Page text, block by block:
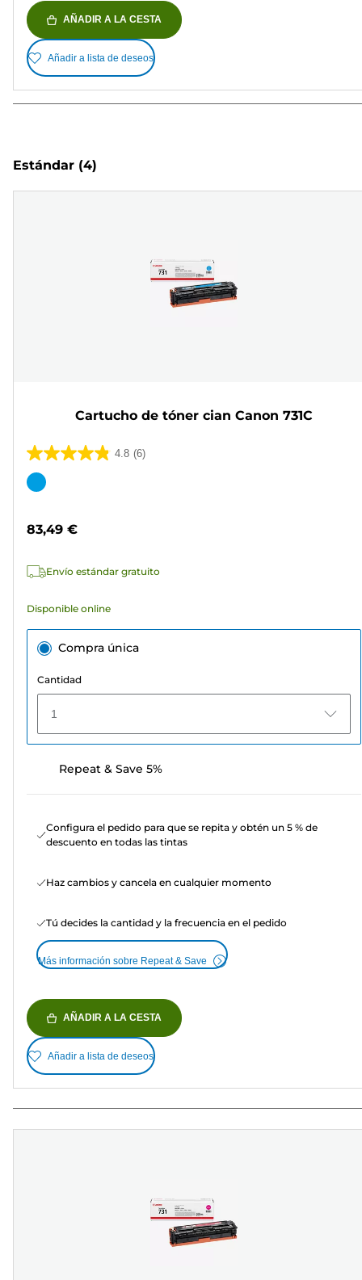
AÑADIR A LA CESTA
Añadir a lista de deseos
Estándar (4)
Cartucho de tóner cian Canon 731C
4.8 (6)
4.8
de
6
Cartucho
83,49 €
Envío estándar gratuito
Disponible online
Compra única
Cantidad
1
Repeat & Save 5%
Configura el pedido para que se repita y obtén un 5 % de
descuento en todas las tintas
Haz cambios y cancela en cualquier momento
Tú decides la cantidad y la frecuencia en el pedido
Más información sobre Repeat & Save
AÑADIR A LA CESTA
Añadir a lista de deseos